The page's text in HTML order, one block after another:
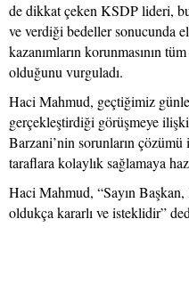
de dikkat çeken KSDP lideri,
ve verdiği bedeller sonucunda
kazanımların korunmasının
olduğunu vurguladı.
Haci Mahmud, geçtiğimiz
gerçekleştirdiği görüşmeye
Barzani’nin sorunların
taraflara kolaylık sağlamaya
Haci Mahmud, “Sayın
oldukça kararlı ve isteklidir”